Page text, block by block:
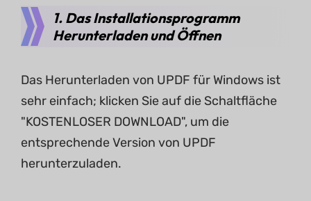
1. Das Installationsprogramm
Herunterladen und Öffnen
Das Herunterladen von UPDF für Windows ist
sehr einfach; klicken Sie auf die Schaltfläche
"KOSTENLOSER DOWNLOAD", um die
entsprechende Version von UPDF
herunterzuladen.